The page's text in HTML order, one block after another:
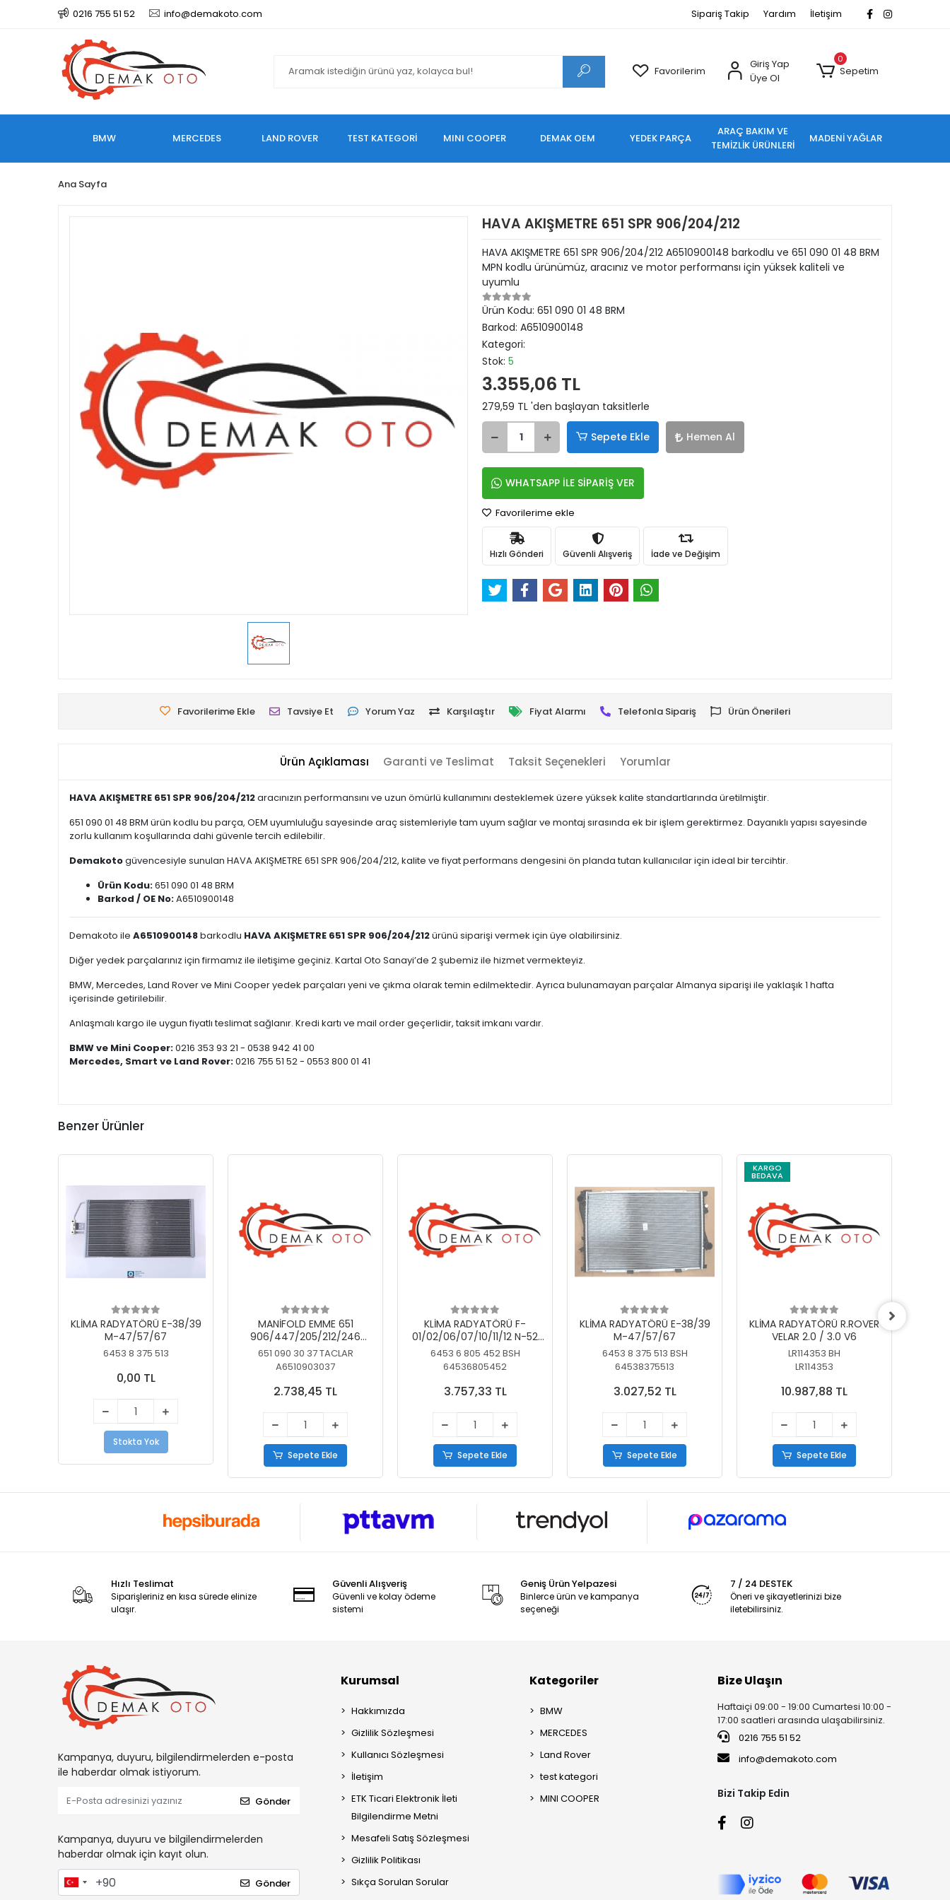
0216 755 51 52 info@demakoto.com Sipariş Takip Yardım İletişim
Favorilerim
Giriş Yap
Üye Ol
0
Sepetim
BMW MERCEDES LAND ROVER TEST KATEGORİ MINI COOPER DEMAK OEM YEDEK PARÇA
ARAÇ BAKIM VE
TEMİZLİK ÜRÜNLERİ
MADENİ YAĞLAR
Ana Sayfa
HAVA AKIŞMETRE 651 SPR 906/204/212
HAVA AKIŞMETRE 651 SPR 906/204/212 A6510900148 barkodlu ve 651 090 01 48 BRM
MPN kodlu ürünümüz, aracınız ve motor performansı için yüksek kaliteli ve
uyumlu
Ürün Kodu: 651 090 01 48 BRM
Barkod: A6510900148
Kategori:
Stok: 5
3.355,06 TL
279,59 TL 'den başlayan taksitlerle
Sepete Ekle Hemen Al
WHATSAPP İLE SİPARİŞ VER
Favorilerime ekle
Hızlı Gönderi Güvenli Alışveriş İade ve Değişim
Favorilerime Ekle Tavsiye Et Yorum Yaz Karşılaştır Fiyat Alarmı Telefonla Sipariş Ürün Önerileri
Ürün Açıklaması Garanti ve Teslimat Taksit Seçenekleri Yorumlar
HAVA AKIŞMETRE 651 SPR 906/204/212aracınızın performansını ve uzun ömürlü kullanımını desteklemek üzere yüksek kalite standartlarında üretilmiştir.
651 090 01 48 BRM ürün kodlu bu parça, OEM uyumluluğu sayesinde araç sistemleriyle tam uyum sağlar ve montaj sırasında ek bir işlem gerektirmez. Dayanıklı yapısı sayesinde
zorlu kullanım koşullarında dahi güvenle tercih edilebilir.
Demakotogüvencesiyle sunulan HAVA AKIŞMETRE 651 SPR 906/204/212, kalite ve fiyat performans dengesini ön planda tutan kullanıcılar için ideal bir tercihtir.
Ürün Kodu:651 090 01 48 BRM
Barkod / OE No:A6510900148
Demakoto ile A6510900148barkodlu HAVA AKIŞMETRE 651 SPR 906/204/212ürünü siparişi vermek için üye olabilirsiniz.
Diğer yedek parçalarınız için firmamız ile iletişime geçiniz. Kartal Oto Sanayi’de 2 şubemiz ile hizmet vermekteyiz.
BMW, Mercedes, Land Rover ve Mini Cooper yedek parçaları yeni ve çıkma olarak temin edilmektedir. Ayrıca bulunamayan parçalar Almanya siparişi ile yaklaşık 1 hafta
içerisinde getirilebilir.
Anlaşmalı kargo ile uygun fiyatlı teslimat sağlanır. Kredi kartı ve mail order geçerlidir, taksit imkanı vardır.
BMW ve Mini Cooper:0216 353 93 21 - 0538 942 41 00
Mercedes, Smart ve Land Rover:0216 755 51 52 - 0553 800 01 41
Benzer Ürünler
KLİMA RADYATÖRÜ E-38/39
M-47/57/67
6453 8 375 513
0,00 TL
Stokta Yok
MANİFOLD EMME 651
906/447/205/212/246
KELEBEKSİZ
651 090 30 37 TACLAR
A6510903037
2.738,45 TL
Sepete Ekle
KLİMA RADYATÖRÜ F-
01/02/06/07/10/11/12 N-52
N/N-53/57/63
6453 6 805 452 BSH
64536805452
3.757,33 TL
Sepete Ekle
KLİMA RADYATÖRÜ E-38/39
M-47/57/67
6453 8 375 513 BSH
64538375513
3.027,52 TL
Sepete Ekle
KARGO
BEDAVA
KLİMA RADYATÖRÜ R.ROVER
VELAR 2.0 / 3.0 V6
LR114353 BH
LR114353
10.987,88 TL
Sepete Ekle
Hızlı Teslimat
Siparişleriniz en kısa sürede elinize
ulaşır.
Güvenli Alışveriş
Güvenli ve kolay ödeme
sistemi
Geniş Ürün Yelpazesi
Binlerce ürün ve kampanya
seçeneği
7 / 24 DESTEK
Öneri ve şikayetlerinizi bize
iletebilirsiniz.
Kampanya, duyuru, bilgilendirmelerden e-posta
ile haberdar olmak istiyorum.
Gönder
Kampanya, duyuru ve bilgilendirmelerden
haberdar olmak için kayıt olun.
Gönder
Kurumsal
Hakkımızda
Gizlilik Sözleşmesi
Kullanıcı Sözleşmesi
İletişim
ETK Ticari Elektronik İleti
Bilgilendirme Metni
Mesafeli Satış Sözleşmesi
Gizlilik Politikası
Sıkça Sorulan Sorular
Kategoriler
BMW
MERCEDES
Land Rover
test kategori
MINI COOPER
Bize Ulaşın
Haftaiçi 09:00 - 19:00 Cumartesi 10:00 -
17:00 saatleri arasında ulaşabilirsiniz.
0216 755 51 52
info@demakoto.com
Bizi Takip Edin